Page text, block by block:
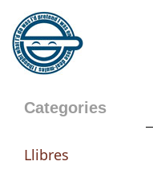
Categories
Llibres